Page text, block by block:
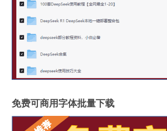
免费可商用字体批量下载